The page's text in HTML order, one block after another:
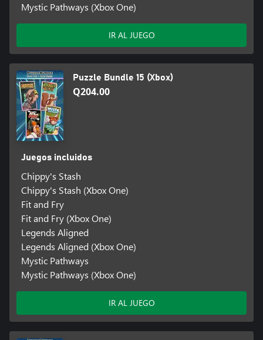
Mystic Pathways (Xbox One)
IR AL JUEGO
Puzzle Bundle 15 (Xbox)
Q204.00
Juegos incluidos
Chippy's Stash
Chippy's Stash (Xbox One)
Fit and Fry
Fit and Fry (Xbox One)
Legends Aligned
Legends Aligned (Xbox One)
Mystic Pathways
Mystic Pathways (Xbox One)
IR AL JUEGO